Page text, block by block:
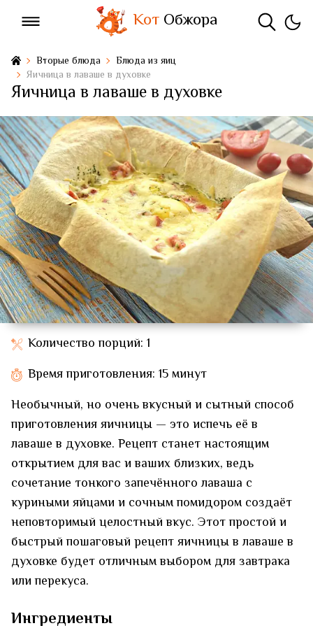
КотОбжора
Вторые блюда
Блюда из яиц
Яичница в лаваше в духовке
Яичница в лаваше в духовке
Количество порций: 1
Время приготовления: 15 минут
Необычный, но очень вкусный и сытный способ
приготовления яичницы — это испечь её в
лаваше в духовке. Рецепт станет настоящим
открытием для вас и ваших близких, ведь
сочетание тонкого запечённого лаваша с
куриными яйцами и сочным помидором создаёт
неповторимый целостный вкус. Этот простой и
быстрый пошаговый рецепт яичницы в лаваше в
духовке будет отличным выбором для завтрака
или перекуса.
Ингредиенты